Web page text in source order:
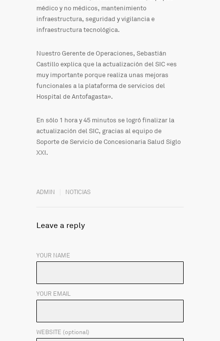
médico y no médicos, mantenimiento
infraestructura, seguridad y vigilancia e
infraestructura tecnológica.
Nuestro Gerente de Operaciones, Sebastián
Castillo explica que la actualización del SIC «es
muy importante porque realiza unas mejoras
funcionales a la plataforma de servicios del
Hospital de Antofagasta».
En sólo 1 hora y 45 minutos se logró finalizar la
actualización del SIC, gracias al equipo de
Soporte de Servicio de Concesionaria Salud Siglo
XXI.
ADMIN NOTICIAS
Leave a reply
YOUR NAME
YOUR EMAIL
WEBSITE (optional)